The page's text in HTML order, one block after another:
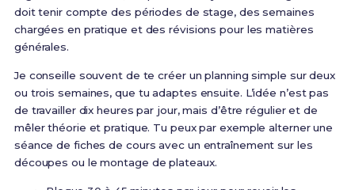
doit tenir compte des périodes de stage, des semaines
chargées en pratique et des révisions pour les matières
générales.
Je conseille souvent de te créer un planning simple sur deux
ou trois semaines, que tu adaptes ensuite. L’idée n’est pas
de travailler dix heures par jour, mais d’être régulier et de
mêler théorie et pratique. Tu peux par exemple alterner une
séance de fiches de cours avec un entraînement sur les
découpes ou le montage de plateaux.